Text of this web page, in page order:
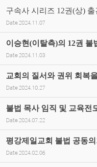
구속사 시리즈 12권(상) 출
Date 2024.11.07
이승현(이탈측)의 12권
Date 2024.11.03
교회의 질서와 권위 회복
Date 2024.10.27
불법 목사 임직 및 교육전
Date 2024.07.22
평강제일교회 불법 공동
Date 2024.02.06